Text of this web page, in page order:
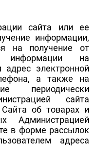
сайта или ее
информации,
на получение от
информации на
адрес электронной
а также на
периодически
сайта
об товарах и
Администрацией
в форме рассылок
адреса